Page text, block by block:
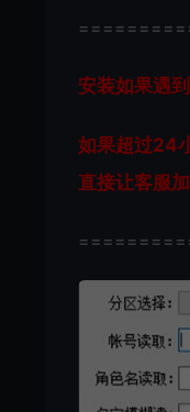
安装如果遇
如果超过24
直接让客服加